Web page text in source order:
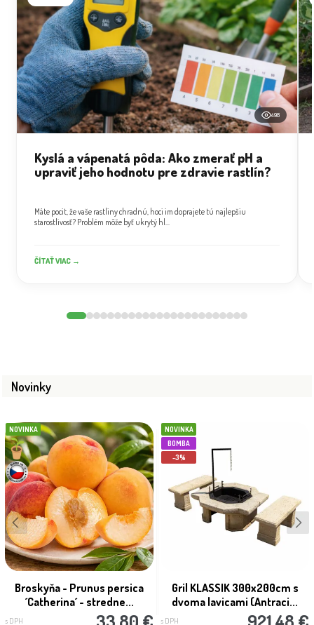
498
Kyslá a vápenatá pôda: Ako zmerať pH a
upraviť jeho hodnotu pre zdravie rastlín?
Máte pocit, že vaše rastliny chradnú, hoci im doprajete tú najlepšiu
starostlivosť? Problém môže byť ukrytý hl...
ČÍTAŤ VIAC →
Novinky
NOVINKA
Broskyňa - Prunus persica
´Catherina´ - stredne...
s DPH
NOVINKA
BOMBA
-3%
Gril KLASSIK 300x200cm s
dvoma lavicami (Antraci...
s DPH